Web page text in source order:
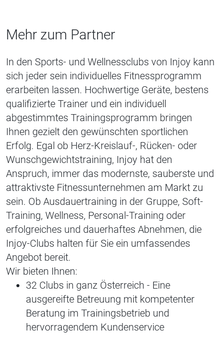
Mehr zum Partner
In den Sports- und Wellnessclubs von Injoy kann
sich jeder sein individuelles Fitnessprogramm
erarbeiten lassen. Hochwertige Geräte, bestens
qualifizierte Trainer und ein individuell
abgestimmtes Trainingsprogramm bringen
Ihnen gezielt den gewünschten sportlichen
Erfolg. Egal ob Herz-Kreislauf-, Rücken- oder
Wunschgewichtstraining, Injoy hat den
Anspruch, immer das modernste, sauberste und
attraktivste Fitnessunternehmen am Markt zu
sein. Ob Ausdauertraining in der Gruppe, Soft-
Training, Wellness, Personal-Training oder
erfolgreiches und dauerhaftes Abnehmen, die
Injoy-Clubs halten für Sie ein umfassendes
Angebot bereit.
Wir bieten Ihnen:
32 Clubs in ganz Österreich - Eine
ausgereifte Betreuung mit kompetenter
Beratung im Trainingsbetrieb und
hervorragendem Kundenservice